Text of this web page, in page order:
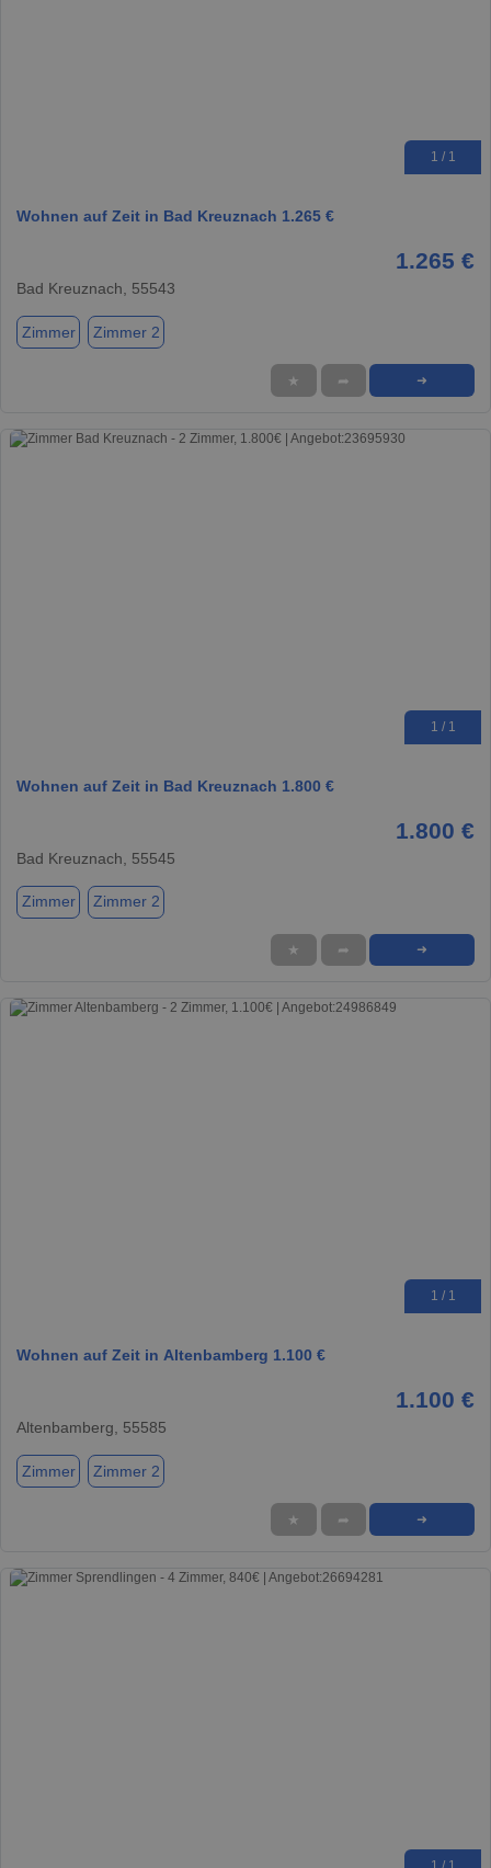
1 / 1
Wohnen auf Zeit in Bad Kreuznach 1.265 €
1.265 €
Bad Kreuznach, 55543
Zimmer Zimmer 2
★ ➦ ➜
1 / 1
Wohnen auf Zeit in Bad Kreuznach 1.800 €
1.800 €
Bad Kreuznach, 55545
Zimmer Zimmer 2
★ ➦ ➜
1 / 1
Wohnen auf Zeit in Altenbamberg 1.100 €
1.100 €
Altenbamberg, 55585
Zimmer Zimmer 2
★ ➦ ➜